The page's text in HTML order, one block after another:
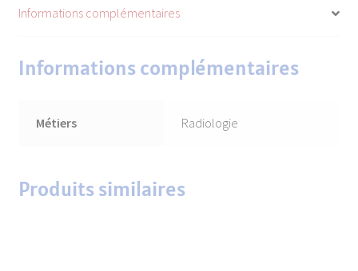
Informations complémentaires
Informations complémentaires
Métiers Radiologie
Produits similaires